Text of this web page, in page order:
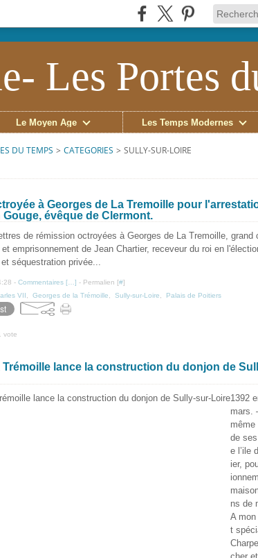
Les Portes
Le Moyen Âge Les Temps Modernes
DU TEMPS > CATEGORIES > SULLY-SUR-LOIRE
à Georges de La Tremoille pour
évêque de Clermont.
de rémission octroyées à Georges de La Tremoille, grand
emprisonnement de Jean Chartier, receveur du roi en
séquestration privée...
- Commentaires [ ] - Permalien [#]
VII Georges de la Trémoille Sully-sur-Loire Palais de Poitiers
vote
Trémoille lance la construction du donjon de
1392
mars.
même
de
e l’ile
ier,
ns de
A
t